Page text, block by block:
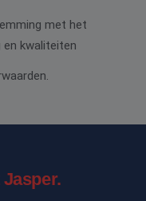
met het
en kwaliteiten
Jasper.